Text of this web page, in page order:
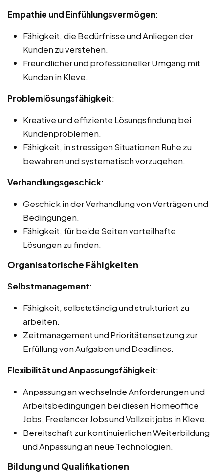
Empathie und Einfühlungsvermögen:
Fähigkeit, die Bedürfnisse und Anliegen der
Kunden zu verstehen.
Freundlicher und professioneller Umgang mit
Kunden in Kleve.
Problemlösungsfähigkeit:
Kreative und effiziente Lösungsfindung bei
Kundenproblemen.
Fähigkeit, in stressigen Situationen Ruhe zu
bewahren und systematisch vorzugehen.
Verhandlungsgeschick:
Geschick in der Verhandlung von Verträgen und
Bedingungen.
Fähigkeit, für beide Seiten vorteilhafte
Lösungen zu finden.
Organisatorische Fähigkeiten
Selbstmanagement:
Fähigkeit, selbstständig und strukturiert zu
arbeiten.
Zeitmanagement und Prioritätensetzung zur
Erfüllung von Aufgaben und Deadlines.
Flexibilität und Anpassungsfähigkeit:
Anpassung an wechselnde Anforderungen und
Arbeitsbedingungen bei diesen Homeoffice
Jobs, Freelancer Jobs und Vollzeitjobs in Kleve.
Bereitschaft zur kontinuierlichen Weiterbildung
und Anpassung an neue Technologien.
Bildung und Qualifikationen